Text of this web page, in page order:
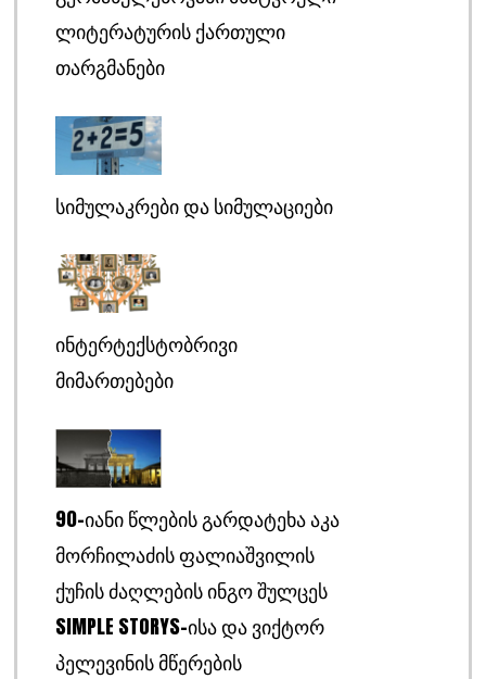
ᲚᲘᲢᲔᲠᲐᲢᲣᲠᲘᲡ ᲥᲐᲠᲗᲣᲚᲘ
ᲗᲐᲠᲒᲛᲐᲜᲔᲑᲘ
ᲡᲘᲛᲣᲚᲐᲙᲠᲔᲑᲘ ᲓᲐ ᲡᲘᲛᲣᲚᲐᲪᲘᲔᲑᲘ
ᲘᲜᲢᲔᲠᲢᲔᲥᲡᲢᲝᲑᲠᲘᲕᲘ
ᲛᲘᲛᲐᲠᲗᲔᲑᲔᲑᲘ
90-ᲘᲐᲜᲘ ᲬᲚᲔᲑᲘᲡ ᲒᲐᲠᲓᲐᲢᲔᲮᲐ ᲐᲙᲐ
ᲛᲝᲠᲩᲘᲚᲐᲫᲘᲡ ᲤᲐᲚᲘᲐᲨᲕᲘᲚᲘᲡ
ᲥᲣᲩᲘᲡ ᲫᲐᲦᲚᲔᲑᲘᲡ ᲘᲜᲒᲝ ᲨᲣᲚᲪᲔᲡ
SIMPLE STORYS-ᲘᲡᲐ ᲓᲐ ᲕᲘᲥᲢᲝᲠ
ᲞᲔᲚᲔᲕᲘᲜᲘᲡ ᲛᲬᲔᲠᲔᲑᲘᲡ